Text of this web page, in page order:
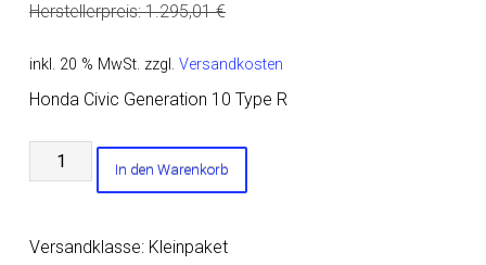
Herstellerpreis:1.295,01€
inkl. 20 % MwSt. zzgl.Versandkosten
Honda Civic Generation 10 Type R
Honda
Civic
Type
In den Warenkorb
Versandklasse: Kleinpaket